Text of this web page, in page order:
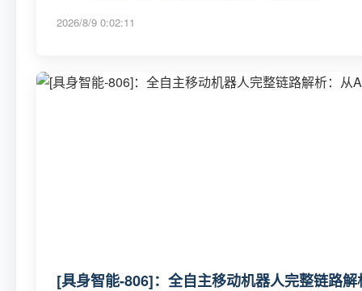
2026/8/9 0:02:11
[具身智能-806]：全自主移动机器人完整链路